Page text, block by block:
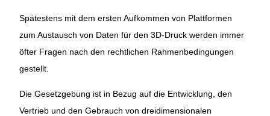
Spätestens mit dem ersten Aufkommen von Plattformen
zum Austausch von Daten für den 3D-Druck werden immer
öfter Fragen nach den rechtlichen Rahmenbedingungen
gestellt.
Die Gesetzgebung ist in Bezug auf die Entwicklung, den
Vertrieb und den Gebrauch von dreidimensionalen